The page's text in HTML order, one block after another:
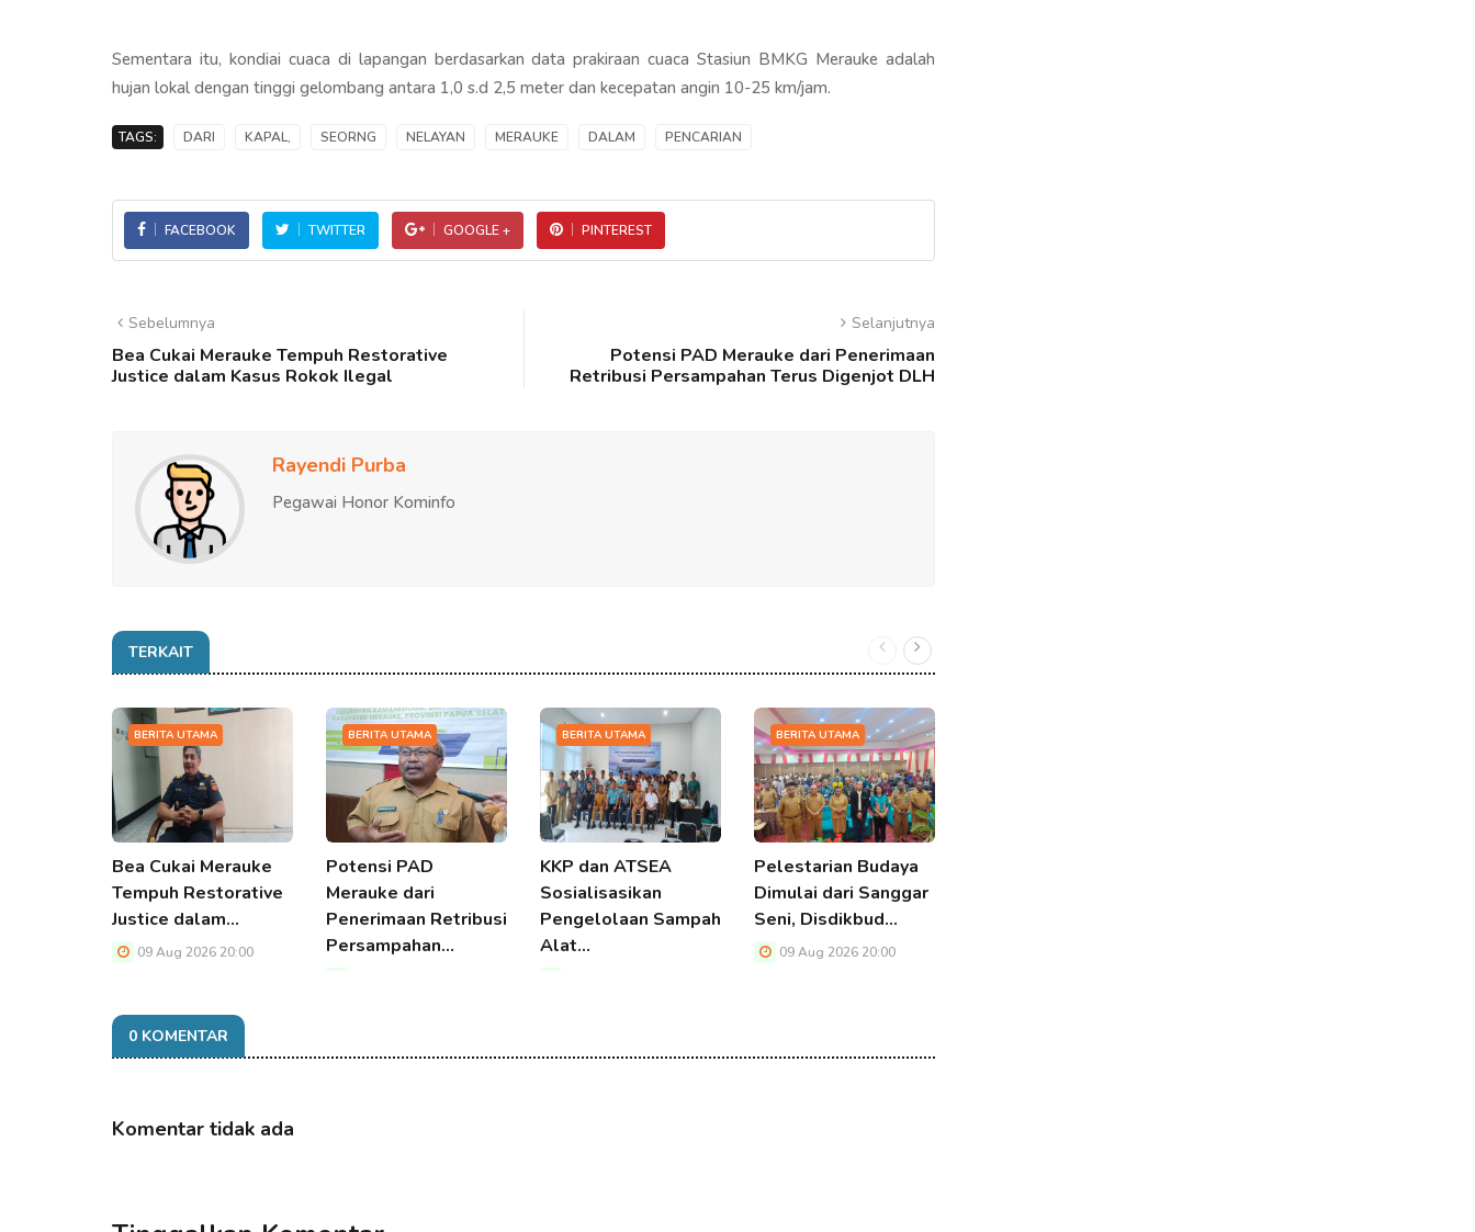
Sementara itu, kondiai cuaca di lapangan berdasarkan data prakiraan cuaca Stasiun BMKG Merauke adalah
hujan lokal dengan tinggi gelombang antara 1,0 s.d 2,5 meter dan kecepatan angin 10-25 km/jam.
TAGS: DARI KAPAL, SEORNG NELAYAN MERAUKE DALAM PENCARIAN
FACEBOOK TWITTER GOOGLE + PINTEREST
Sebelumnya
Bea Cukai Merauke Tempuh Restorative
Justice dalam Kasus Rokok Ilegal
Selanjutnya
Potensi PAD Merauke dari Penerimaan
Retribusi Persampahan Terus Digenjot DLH
Rayendi Purba
Pegawai Honor Kominfo
TERKAIT
BERITA UTAMA
Bea Cukai Merauke
Tempuh Restorative
Justice dalam…
09 Aug 2026 20:00
BERITA UTAMA
Potensi PAD
Merauke dari
Penerimaan Retribusi
Persampahan…
BERITA UTAMA
KKP dan ATSEA
Sosialisasikan
Pengelolaan Sampah
Alat…
BERITA UTAMA
Pelestarian Budaya
Dimulai dari Sanggar
Seni, Disdikbud…
09 Aug 2026 20:00
0 KOMENTAR
Komentar tidak ada